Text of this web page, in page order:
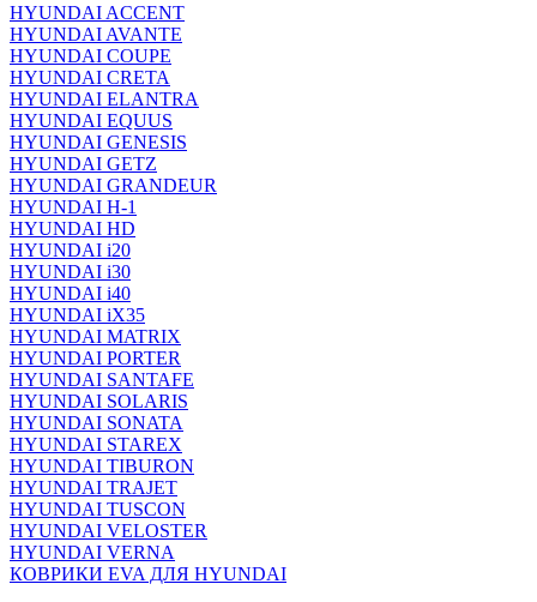
HYUNDAI ACCENT
HYUNDAI AVANTE
HYUNDAI COUPE
HYUNDAI CRETA
HYUNDAI ELANTRA
HYUNDAI EQUUS
HYUNDAI GENESIS
HYUNDAI GETZ
HYUNDAI GRANDEUR
HYUNDAI H-1
HYUNDAI HD
HYUNDAI i20
HYUNDAI i30
HYUNDAI i40
HYUNDAI iX35
HYUNDAI MATRIX
HYUNDAI PORTER
HYUNDAI SANTAFE
HYUNDAI SOLARIS
HYUNDAI SONATA
HYUNDAI STAREX
HYUNDAI TIBURON
HYUNDAI TRAJET
HYUNDAI TUSCON
HYUNDAI VELOSTER
HYUNDAI VERNA
КОВРИКИ EVA ДЛЯ HYUNDAI